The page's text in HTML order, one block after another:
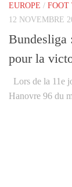
EUROPE / FOOT
12 NOVEMBRE
Bundesliga
pour la
Lors de la 11e
Hanovre 96 du